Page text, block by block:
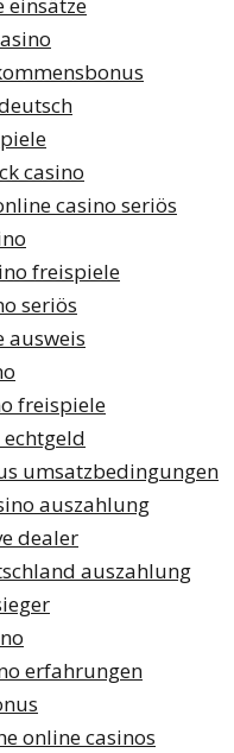
einsätze
casino
casino seriös
freispiele
seriös
ausweis
freispiele
umsatzbedingungen
auszahlung
dealer
auszahlung
erfahrungen
online casinos